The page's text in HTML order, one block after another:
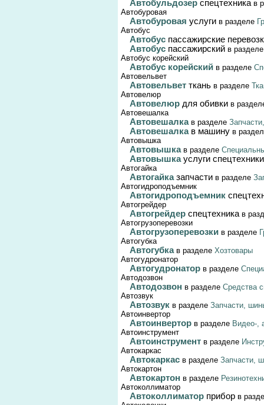
Автобульдозер спецтехникав
Автобуровая
Автобуровая услуги в разделе
Автобус
Автобус пассажирские
Автобус пассажирский в
Автобус корейский
Автобус корейский в разделе
Автовельвет
Автовельвет ткань в разделе
Автовелюр
Автовелюр для обивки в
Автовешалка
Автовешалка в разделе
Автовешалка в машину в
Автовышка
Автовышка в разделе
Автовышкауслуги спецтехники
Автогайка
Автогайказапчасти в разделе
Автогидроподъемник
Автогидроподъемник
Автогрейдер
Автогрейдер спецтехникав
Автогрузоперевозки
Автогрузоперевозки в разделе
Автогубка
Автогубка в разделе Хозтовары
Автогудронатор
Автогудронатор в разделе
Автодозвон
Автодозвон в разделе Средства
Автозвук
Автозвук в разделе Запчасти,
Автоинвертор
Автоинвертор в разделе Видео-,
Автоинструмент
Автоинструмент в разделе
Автокаркас
Автокаркас в разделе Запчасти,
Автокартон
Автокартон в разделе
Автоколлиматор
Автоколлиматор прибор в